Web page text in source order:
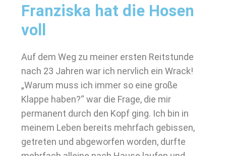
Franziska hat die Hosen
voll
Auf dem Weg zu meiner ersten Reitstunde
nach 23 Jahren war ich nervlich ein Wrack!
„Warum muss ich immer so eine große
Klappe haben?“ war die Frage, die mir
permanent durch den Kopf ging. Ich bin in
meinem Leben bereits mehrfach gebissen,
getreten und abgeworfen worden, durfte